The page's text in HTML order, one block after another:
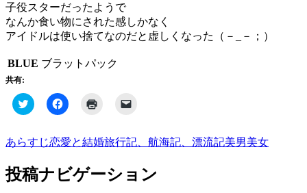
子役スターだったようで
なんか食い物にされた感しかなく
アイドルは使い捨てなのだと虚しくなった（－_－；）
BLUE ブラットパック
共有:
ク
リ
し
て
で
共
有
Facebook
で
す
る
は
ク
リ
し
て
(新
し
て
に
メ
あらすじ恋愛と結婚旅行記、航海記、漂流記美男美女
投稿ナビゲーション